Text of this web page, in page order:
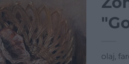
olaj,